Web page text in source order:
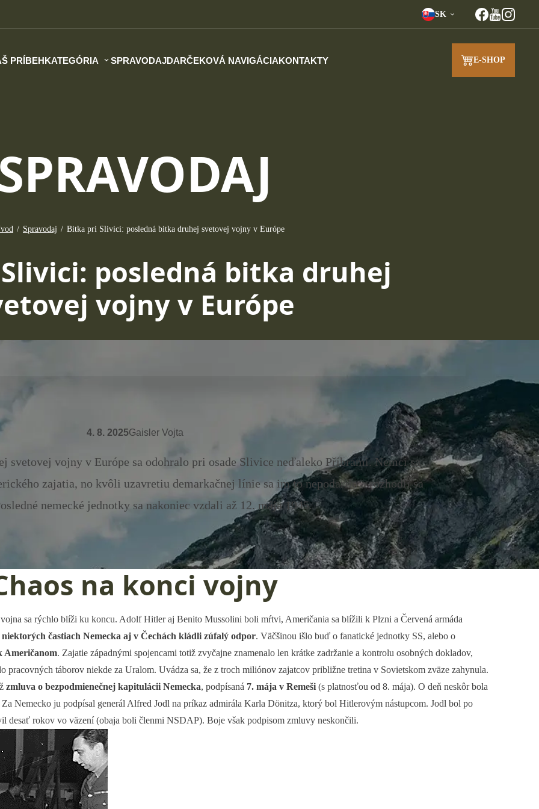
SK
PRÍBEHKATEGÓRIA SPRAVODAJDARČEKOVÁ NAVIGÁCIAKONTAKTY E-SHOP
/ Spravodaj / Bitka pri Slivici: posledná bitka druhej svetovej vojny v Európe
posledná bitka druhej
vojny v Európe
4. 8. 2025Gaisler Vojta
svetovej vojny v Európe sa odohralo pri osade Slivice neďaleko Příbrami. Nemci sa
zajatia, no kvôli uzavretiu demarkačnej línie sa im to nepodarilo a rozhodli sa
nemecké jednotky sa nakoniec vzdali až 12. mája 1945.
na konci vojny
sa rýchlo blíži ku koncu. Adolf Hitler aj Benito Mussolini boli mŕtvi, Američania sa blížili k Plzni a Červená armáda
častiach Nemecka aj v Čechách kládli zúfalý odpor. Väčšinou išlo buď o fanatické jednotky SS, alebo o
Američanom. Zajatie západnými spojencami totiž zvyčajne znamenalo len krátke zadržanie a kontrolu osobných dokladov,
táborov niekde za Uralom. Uvádza sa, že z troch miliónov zajatcov približne tretina v Sovietskom zväze zahynula.
zmluva o bezpodmienečnej kapitulácii Nemecka, podpísaná 7. mája v Remeši (s platnosťou od 8. mája). O deň neskôr bola
Nemecko ju podpísal generál Alfred Jodl na príkaz admirála Karla Dönitza, ktorý bol Hitlerovým nástupcom. Jodl bol po
desať rokov vo väzení (obaja boli členmi NSDAP). Boje však podpisom zmluvy neskončili.